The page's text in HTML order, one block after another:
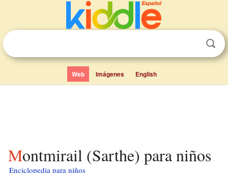
Web Imágenes English
Montmirail (Sarthe) para niños
Enciclopedia para niños